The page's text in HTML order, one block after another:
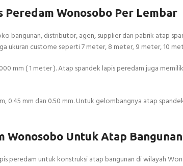
Wonosobo Per Lembar
bangunan, distributor, agen, supplier dan pabrik atap
ukuran custome seperti 7 meter, 8 meter, 9 meter, 10
mm ( 1 meter ). Atap spandek lapis peredam juga
0.45 mm dan 0.50 mm. Untuk gelombangnya atap
Wonosobo Untuk Atap Bangunan
peredam untuk konstruksi atap bangunan di wilayah